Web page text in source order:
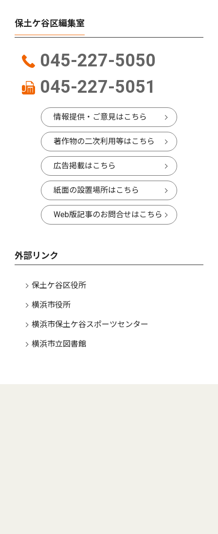
保土ケ谷区編集室
045-227-5050
045-227-5051
情報提供・ご意見はこちら
著作物の二次利用等はこちら
広告掲載はこちら
紙面の設置場所はこちら
Web版記事のお問合せはこちら
外部リンク
保土ケ谷区役所
横浜市役所
横浜市保土ケ谷スポーツセンター
横浜市立図書館